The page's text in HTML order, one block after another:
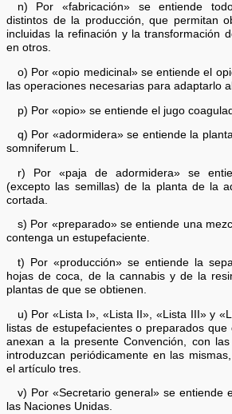
n) Por «fabricación» se entiende
distintos de la producción, que permitan
incluidas la refinación y la transformación
en otros.
o) Por «opio medicinal» se entiende el
las operaciones necesarias para adaptarlo
p) Por «opio» se entiende el jugo
q) Por «adormidera» se entiende la
somniferum L.
r) Por «paja de adormidera» se
(excepto las semillas) de la planta de la
cortada.
s) Por «preparado» se entiende una
contenga un estupefaciente.
t) Por «producción» se entiende la
hojas de coca, de la cannabis y de la
plantas de que se obtienen.
u) Por «Lista I», «Lista II», «Lista III» y
listas de estupefacientes o preparados
anexan a la presente Convención, con
introduzcan periódicamente en las
el artículo tres.
v) Por «Secretario general» se entiende
las Naciones Unidas.